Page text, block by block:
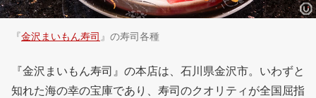
『金沢まいもん寿司 』の寿司各種
『金沢まいもん寿司』の本店は、石川県金沢市。いわずと
知れた海の幸の宝庫であり、寿司のクオリティが全国屈指